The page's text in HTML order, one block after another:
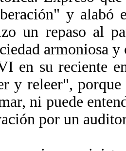
y alabó
un repaso al
armoniosa
en su reciente
y releer",
ni puede
por un